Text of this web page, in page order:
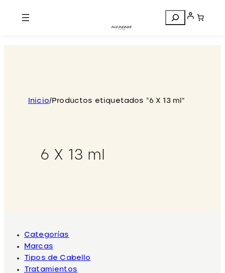
Search
Inicio/ Productos etiquetados “6 X 13 ml”
6 X 13 ml
Categorías
Marcas
Tipos de Cabello
Tratamientos